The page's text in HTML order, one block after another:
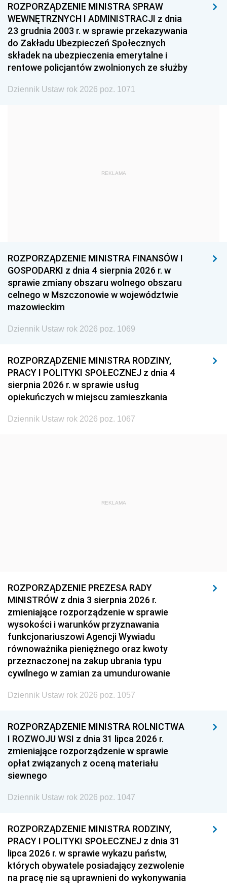
1993 1992 1991
1990 1989 1988
1987 1986 1985
1984 1983 1982
1981 1980
1965
1951 1950 1949
1948 1947 1946
1945
1932 1931 1930
1929 1928 1927
1926 1925 1924
1923 1922
ROZPORZĄDZENIE MINISTRA SPRAW
WEWNĘTRZNYCH I ADMINISTRACJI z dnia
23 grudnia 2003 r. w sprawie przekazywania
do Zakładu Ubezpieczeń Społecznych
składek na ubezpieczenia emerytalne i
rentowe policjantów zwolnionych ze służby
Dziennik Ustaw rok 2026 poz. 1071
REKLAMA
ROZPORZĄDZENIE MINISTRA FINANSÓW I
GOSPODARKI z dnia 4 sierpnia 2026 r. w
sprawie zmiany obszaru wolnego obszaru
celnego w Mszczonowie w województwie
mazowieckim
Dziennik Ustaw rok 2026 poz. 1069
ROZPORZĄDZENIE MINISTRA RODZINY,
PRACY I POLITYKI SPOŁECZNEJ z dnia 4
sierpnia 2026 r. w sprawie usług
opiekuńczych w miejscu zamieszkania
Dziennik Ustaw rok 2026 poz. 1067
REKLAMA
ROZPORZĄDZENIE PREZESA RADY
MINISTRÓW z dnia 3 sierpnia 2026 r.
zmieniające rozporządzenie w sprawie
wysokości i warunków przyznawania
funkcjonariuszowi Agencji Wywiadu
równoważnika pieniężnego oraz kwoty
przeznaczonej na zakup ubrania typu
cywilnego w zamian za umundurowanie
Dziennik Ustaw rok 2026 poz. 1057
ROZPORZĄDZENIE MINISTRA ROLNICTWA
I ROZWOJU WSI z dnia 31 lipca 2026 r.
zmieniające rozporządzenie w sprawie
opłat związanych z oceną materiału
siewnego
Dziennik Ustaw rok 2026 poz. 1047
ROZPORZĄDZENIE MINISTRA RODZINY,
PRACY I POLITYKI SPOŁECZNEJ z dnia 31
lipca 2026 r. w sprawie wykazu państw,
których obywatele posiadający zezwolenie
na pracę nie są uprawnieni do wykonywania